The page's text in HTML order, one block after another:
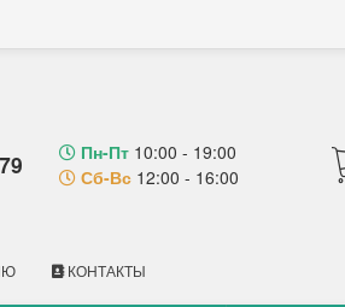
Пн-Пт 10:00 - 19:00
Сб-Вс 12:00 - 16:00
КОНТАКТЫ